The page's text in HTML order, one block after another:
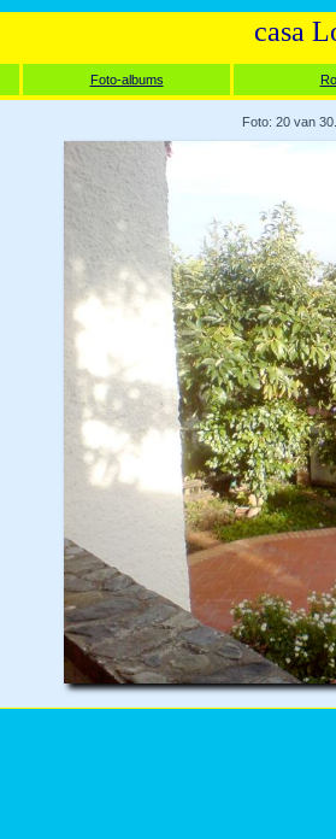
casa
Foto-albums
Foto: 20 van 30.